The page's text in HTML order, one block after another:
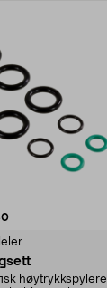
anmeldelser
høytrykkspylere